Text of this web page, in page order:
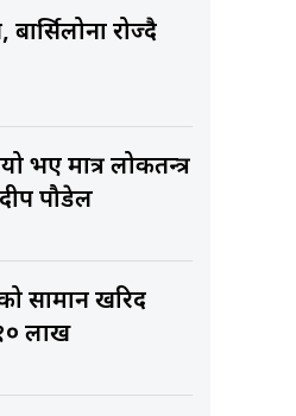
रोज्दै
भए मात्र लोकतन्त्र
पौडेल
सामान खरिद
लाख